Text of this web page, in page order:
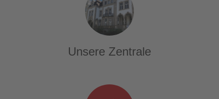
Unsere Zentrale